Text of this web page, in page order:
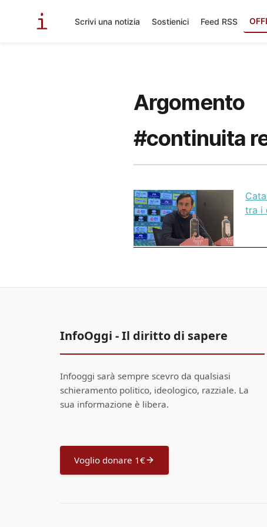
Scrivi una notizia Sostienici Feed RSS
Argomento
#continuita
tra i
InfoOggi - Il diritto di sapere
Infooggi sarà sempre scevro da qualsiasi
schieramento politico, ideologico, razziale. La
sua informazione è libera.
Voglio donare 1€